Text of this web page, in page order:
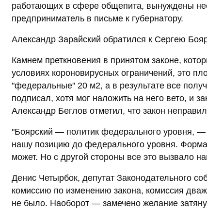
работающих в сфере общепита, вынуждены
предприниматель в письме к губернатору.
Александр Зарайский обратился к Сергею
Камнем преткновения в принятом законе,
условиях короновирусных ограничений, это
"федеральные" 20 м2, а в результате все
подписал, хотя мог наложить на него вето, и
Александр Беглов отметил, что закон
"Боярский — политик федерального уровня,
нашу позицию до федерального уровня.
может. Но с другой стороны все это вызвало
Денис Четырбок, депутат Законодательного
комиссию по изменению закона, комиссия
не было. Наоборот — замечено желание